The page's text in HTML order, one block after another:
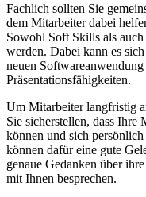
Fachlich sollten Sie
dem Mitarbeiter dabei
Sowohl Soft Skills als
werden. Dabei kann es
neuen
Präsentationsfähigkeiten.
Um Mitarbeiter langfristig
Sie sicherstellen, dass Ihre
können und sich
können dafür eine gute
genaue Gedanken über
mit Ihnen besprechen.